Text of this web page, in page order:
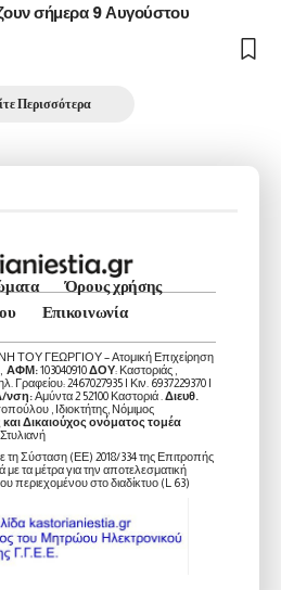
σήμερα 9 Αυγούστου
Περισσότερα
Όρους χρήσης
Επικοινωνία
ΤΟΥ ΓΕΩΡΓΙΟΥ – Ατομική Επιχείρηση
ΑΦΜ:103040910ΔΟΥ: Καστοριάς ,
Γραφείου: 2467027935 | Κιν. 6937229370 |
νση:Αμύντα 2 52100 Καστοριά . Διευθ.
, Ιδιοκτήτης, Νόμιμος
και Δικαιούχος ονόματος τομέα
Σύσταση (ΕΕ) 2018/334 της Επιτροπής
με τα μέτρα για την αποτελεσματική
περιεχομένου στο διαδίκτυο (L 63)